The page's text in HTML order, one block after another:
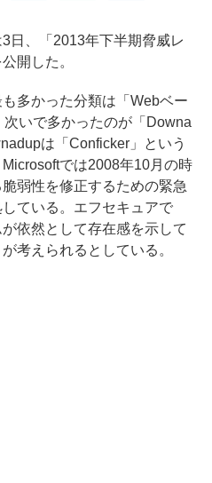
日、「2013年下半期脅威レ
開した。
多かった分類は「Webベー
いで多かったのが「Downa
は「Conficker」という
では2008年10月の時
弱性を修正するための緊急
ている。エフセキュアで
依然として存在感を示して
考えられるとしている。